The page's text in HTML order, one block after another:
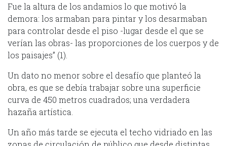
Fue la altura de los andamios lo que motivó la
demora: los armaban para pintar y los desarmaban
para controlar desde el piso -lugar desde el que se
verían las obras- las proporciones de los cuerpos y de
los paisajes” (1).
Un dato no menor sobre el desafío que planteó la
obra, es que se debía trabajar sobre una superficie
curva de 450 metros cuadrados; una verdadera
hazaña artística.
Un año más tarde se ejecuta el techo vidriado en las